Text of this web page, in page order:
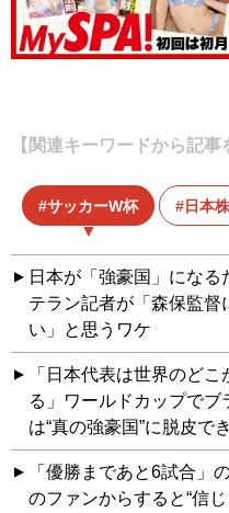
【関連キーワードから記事
サッカーW杯 日本株
日本が「強豪国」にな
テラン記者が「森保監督
い」と思うワケ
「日本代表は世界のど
る」ワールドカップで
は“真の強豪国”に脱皮で
「優勝まであと6試合」
のファンからすると“信